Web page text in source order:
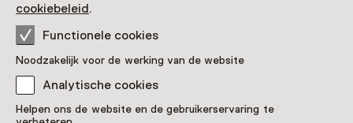
cookiebeleid.
Functionele cookies
Noodzakelijk voor de werking van de website
Analytische cookies
Helpen ons de website en de gebruikerservaring te
Organisator
Slot Zuylen
Tournooiveld 1
Route plannenOpent in een nieuw tabblad